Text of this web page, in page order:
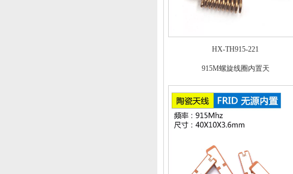
HX-TH915-221
915M螺旋线圈内置天